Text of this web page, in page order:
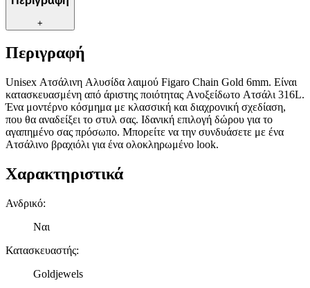
+
Περιγραφή
Unisex Ατσάλινη Aλυσίδα λαιμού Figaro Chain Gold 6mm. Είναι
κατασκευασμένη από άριστης ποιότητας Aνοξείδωτο Aτσάλι 316L.
Ένα μοντέρνο κόσμημα με κλασσική και διαχρονική σχεδίαση,
που θα αναδείξει το στυλ σας. Ιδανική επιλογή δώρου για το
αγαπημένο σας πρόσωπο. Μπορείτε να την συνδυάσετε με ένα
Aτσάλινο βραχιόλι για ένα ολοκληρωμένο look.
Χαρακτηριστικά
Ανδρικό:
Ναι
Κατασκευαστής:
Goldjewels